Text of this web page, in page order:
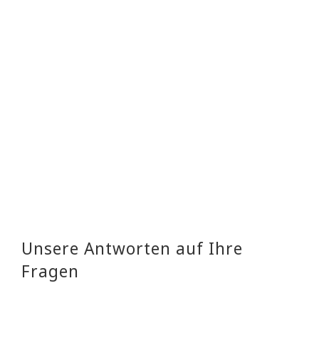
Unsere Antworten auf Ihre
Fragen